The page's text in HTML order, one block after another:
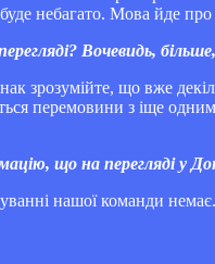
небагато. Мова йде
Вочевидь,
що вже
перемовини з іще
що на перегляді у
нашої команди